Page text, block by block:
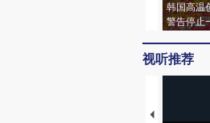
韩国高温
警告停止
视听推荐